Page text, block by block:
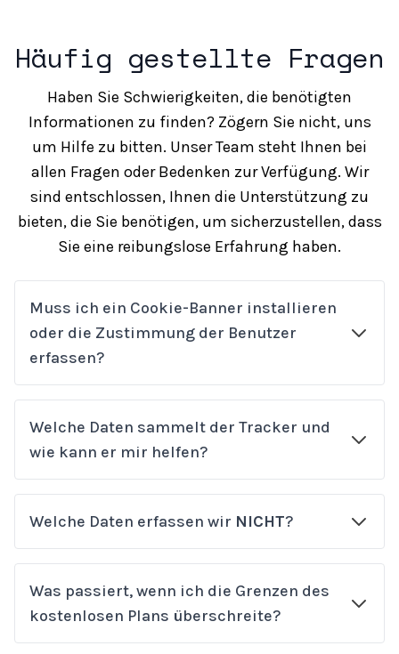
Häufig gestellte Fragen
Haben Sie Schwierigkeiten, die benötigten
Informationen zu finden? Zögern Sie nicht, uns
um Hilfe zu bitten. Unser Team steht Ihnen bei
allen Fragen oder Bedenken zur Verfügung. Wir
sind entschlossen, Ihnen die Unterstützung zu
bieten, die Sie benötigen, um sicherzustellen, dass
Sie eine reibungslose Erfahrung haben.
Muss ich ein Cookie-Banner installieren
oder die Zustimmung der Benutzer
erfassen?
Welche Daten sammelt der Tracker und
wie kann er mir helfen?
Welche Daten erfassen wir NICHT?
Was passiert, wenn ich die Grenzen des
kostenlosen Plans überschreite?